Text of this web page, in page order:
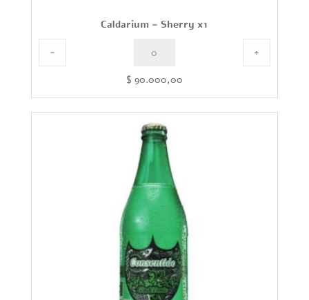
Caldarium – Sherry x1
- +
$ 90.000,00